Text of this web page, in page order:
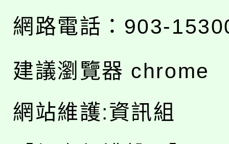
網路電話：903-
建議瀏覽器 chrome
網站維護:資訊組